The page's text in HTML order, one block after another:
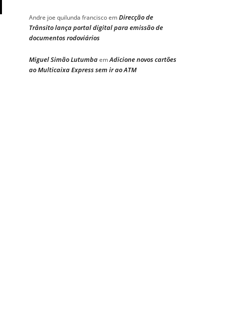
Andre joe quilunda franciscoemDirecção de
Trânsito lança portal digital para emissão de
documentos rodoviários
Miguel Simão LutumbaemAdicione novos cartões
ao Multicaixa Express sem ir ao ATM